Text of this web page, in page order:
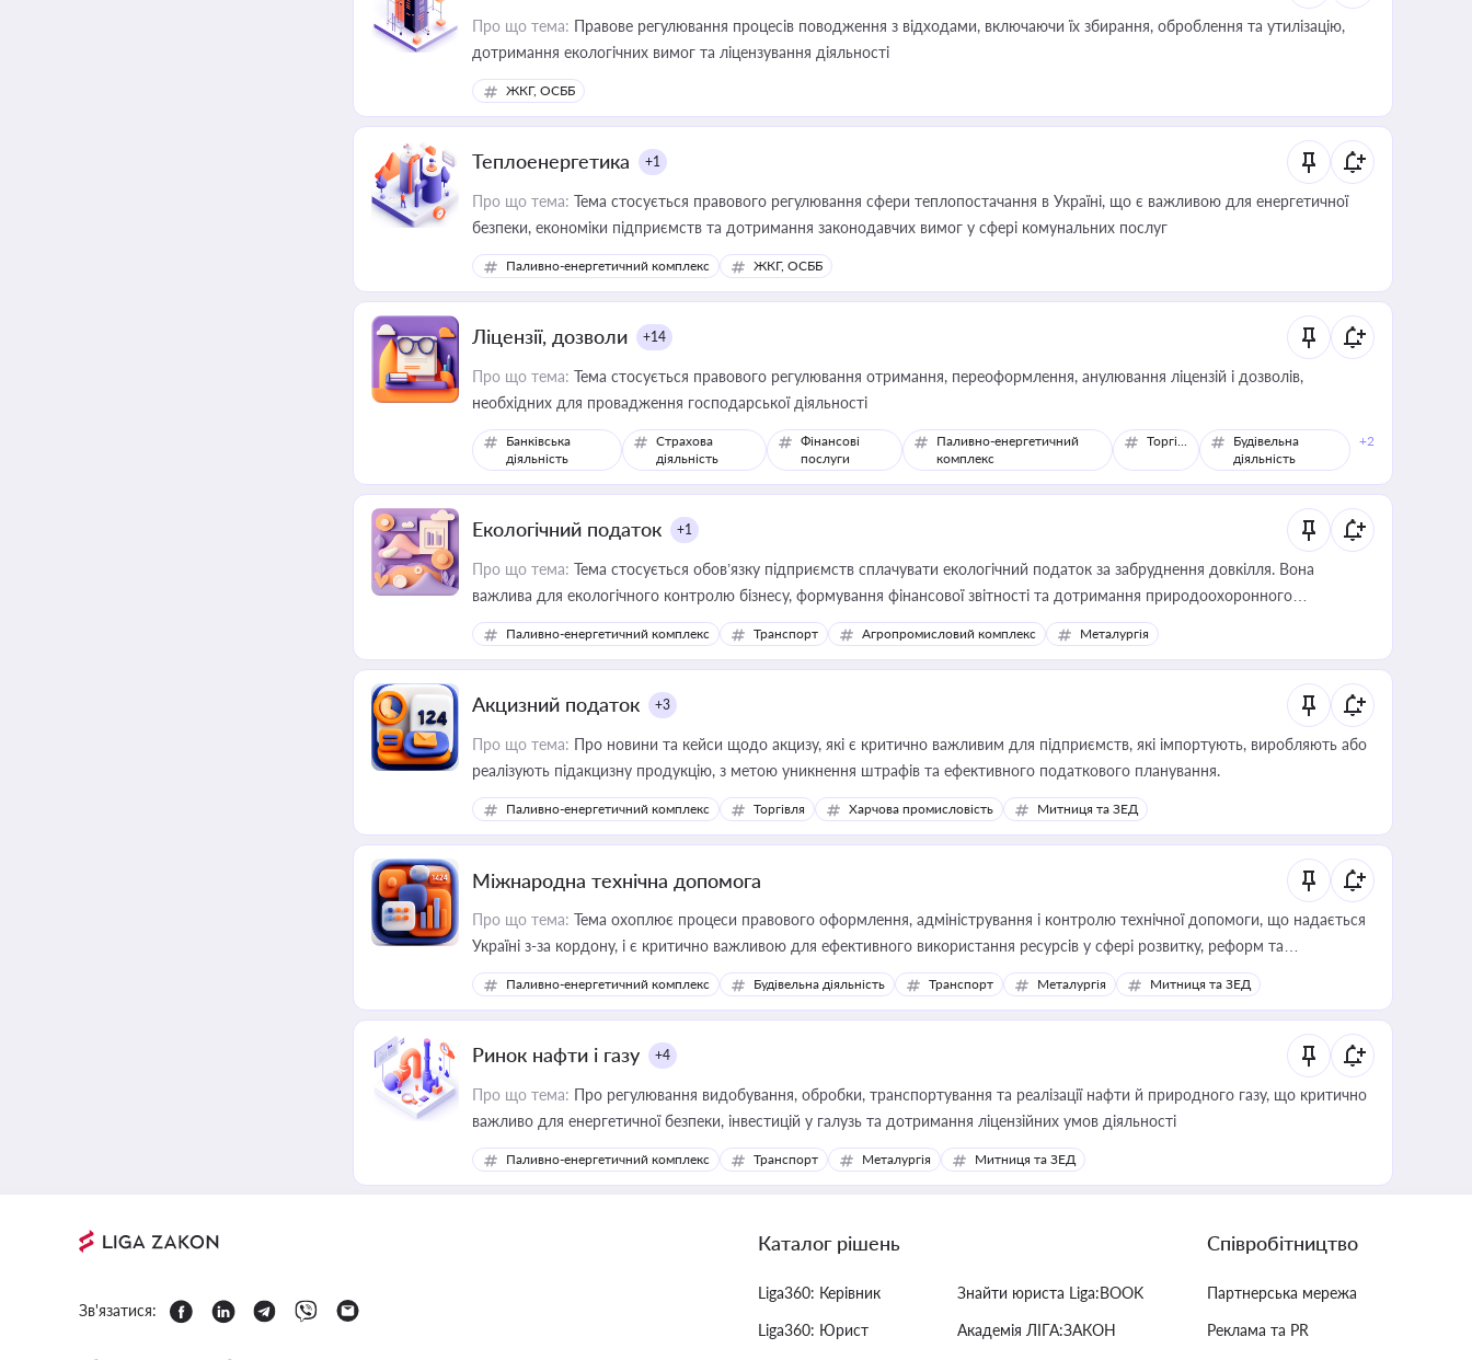
Про що тема: Правове регулювання процесів поводження з відходами, включаючи їх збирання, оброблення та утилізацію,
дотримання екологічних вимог та ліцензування діяльності
ЖКГ, ОСББ
Теплоенергетика +1
Про що тема: Тема стосується правового регулювання сфери теплопостачання в Україні, що є важливою для енергетичної
безпеки, економіки підприємств та дотримання законодавчих вимог у сфері комунальних послуг
Паливно-енергетичний комплекс ЖКГ, ОСББ
Ліцензії, дозволи +14
Про що тема: Тема стосується правового регулювання отримання, переоформлення, анулювання ліцензій і дозволів,
необхідних для провадження господарської діяльності
Банківська
діяльність
Страхова
діяльність
Фінансові
послуги
Паливно-енергетичний
комплекс
Торгівля
Будівельна
діяльність
+2
Екологічний податок +1
Про що тема: Тема стосується обов’язку підприємств сплачувати екологічний податок за забруднення довкілля. Вона
важлива для екологічного контролю бізнесу, формування фінансової звітності та дотримання природоохоронного
законодавства
Паливно-енергетичний комплекс Транспорт Агропромисловий комплекс Металургія
Акцизний податок +3
Про що тема: Про новини та кейси щодо акцизу, які є критично важливим для підприємств, які імпортують, виробляють або
реалізують підакцизну продукцію, з метою уникнення штрафів та ефективного податкового планування.
Паливно-енергетичний комплекс Торгівля Харчова промисловість Митниця та ЗЕД
Міжнародна технічна допомога
Про що тема: Тема охоплює процеси правового оформлення, адміністрування і контролю технічної допомоги, що надається
Україні з-за кордону, і є критично важливою для ефективного використання ресурсів у сфері розвитку, реформ та
інфраструктурних проєктів
Паливно-енергетичний комплекс Будівельна діяльність Транспорт Металургія Митниця та ЗЕД
Ринок нафти і газу +4
Про що тема: Про регулювання видобування, обробки, транспортування та реалізації нафти й природного газу, що критично
важливо для енергетичної безпеки, інвестицій у галузь та дотримання ліцензійних умов діяльності
Паливно-енергетичний комплекс Транспорт Металургія Митниця та ЗЕД
Зв'язатися:
Каталог рішень
Liga360: Керівник
Liga360: Юрист
Знайти юриста Liga:BOOK
Академія ЛІГА:ЗАКОН
Співробітництво
Партнерська мережа
Реклама та PR